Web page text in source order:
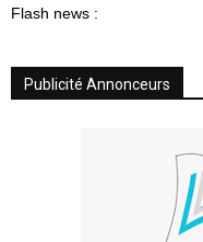
Flash news :
Publicité Annonceurs